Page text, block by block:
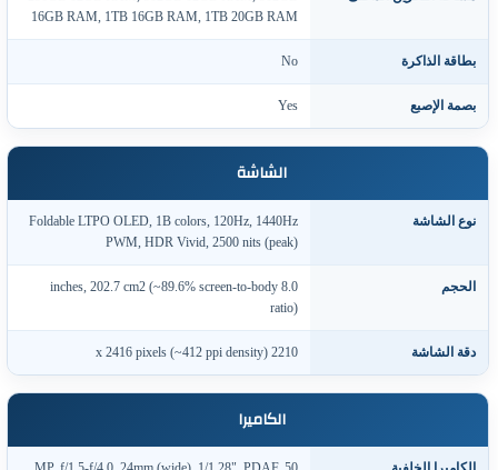
16GB RAM, 1TB 16GB RAM, 1TB 20GB RAM
الذاكرة
الإصبع
الشاشة
الشاشة
Foldable LTPO OLED, 1B colors, 120Hz, 1440Hz
PWM, HDR Vivid, 2500 nits (peak)
8.0 inches, 202.7 cm2 (~89.6% screen-to-body
ratio)
الشاشة 2210 x 2416 pixels (~412 ppi density)
الكاميرا